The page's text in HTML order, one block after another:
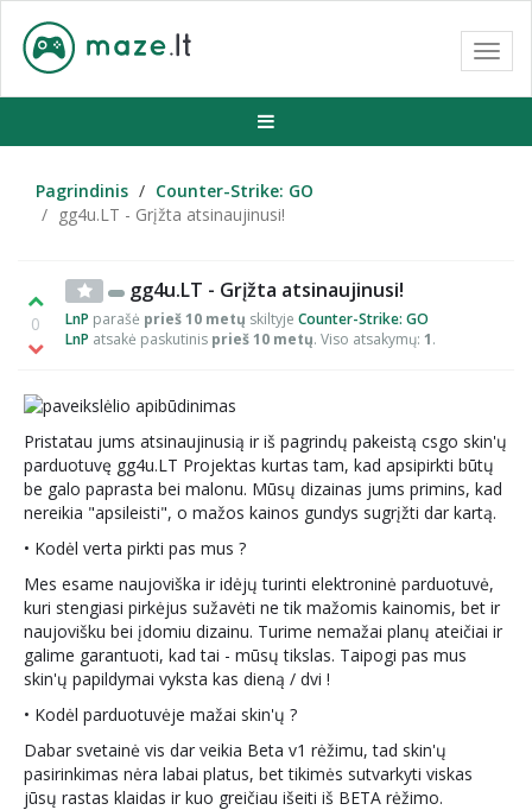
Pagrindinis
Counter-Strike: GO
gg4u.LT - Grįžta atsinaujinusi!
0
gg4u.LT - Grįžta atsinaujinusi!
LnP parašė prieš 10 metų skiltyje Counter-Strike: GO
LnP atsakė paskutinis prieš 10 metų. Viso atsakymų: 1.
Pristatau jums atsinaujinusią ir iš pagrindų pakeistą csgo skin'ų
parduotuvę gg4u.LT Projektas kurtas tam, kad apsipirkti būtų
be galo paprasta bei malonu. Mūsų dizainas jums primins, kad
nereikia "apsileisti", o mažos kainos gundys sugrįžti dar kartą.
• Kodėl verta pirkti pas mus ?
Mes esame naujoviška ir idėjų turinti elektroninė parduotuvė,
kuri stengiasi pirkėjus sužavėti ne tik mažomis kainomis, bet ir
naujovišku bei įdomiu dizainu. Turime nemažai planų ateičiai ir
galime garantuoti, kad tai - mūsų tikslas. Taipogi pas mus
skin'ų papildymai vyksta kas dieną / dvi !
• Kodėl parduotuvėje mažai skin'ų ?
Dabar svetainė vis dar veikia Beta v1 rėžimu, tad skin'ų
pasirinkimas nėra labai platus, bet tikimės sutvarkyti viskas
jūsų rastas klaidas ir kuo greičiau išeiti iš BETA rėžimo.